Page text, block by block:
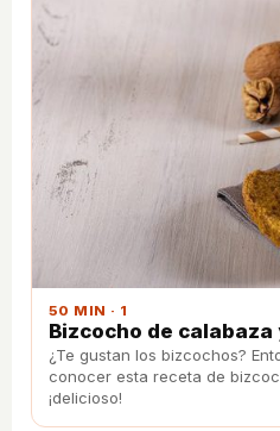
50 MIN · 1
Bizcocho de calabaza
¿Te gustan los bizcochos?
conocer esta receta de
¡delicioso!